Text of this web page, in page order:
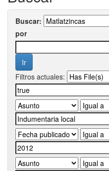
Buscar:
por
Filtros actuales: